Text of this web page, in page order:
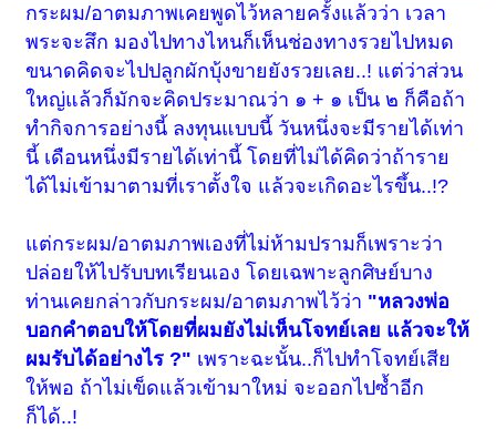
กระผม/อาตมภาพเคยพูดไว้หลายครั้งแล้วว่า เวลา
พระจะสึก มองไปทางไหนก็เห็นช่องทางรวยไปหมด
ขนาดคิดจะไปปลูกผักบุ้งขายยังรวยเลย..! แต่ว่าส่วน
ใหญ่แล้วก็มักจะคิดประมาณว่า ๑ + ๑ เป็น ๒ ก็คือถ้า
ทำกิจการอย่างนี้ ลงทุนแบบนี้ วันหนึ่งจะมีรายได้เท่า
นี้ เดือนหนึ่งมีรายได้เท่านี้ โดยที่ไม่ได้คิดว่าถ้าราย
ได้ไม่เข้ามาตามที่เราตั้งใจ แล้วจะเกิดอะไรขึ้น..!?
แต่กระผม/อาตมภาพเองที่ไม่ห้ามปรามก็เพราะว่า
ปล่อยให้ไปรับบทเรียนเอง โดยเฉพาะลูกศิษย์บาง
ท่านเคยกล่าวกับกระผม/อาตมภาพไว้ว่า "หลวงพ่อ
บอกคำตอบให้โดยที่ผมยังไม่เห็นโจทย์เลย แล้วจะให้
ผมรับได้อย่างไร ?" เพราะฉะนั้น..ก็ไปทำโจทย์เสีย
ให้พอ ถ้าไม่เข็ดแล้วเข้ามาใหม่ จะออกไปซ้ำอีก
ก็ได้..!